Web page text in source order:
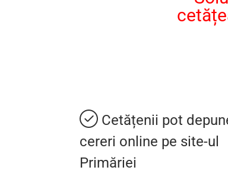
Cetățenii pot
cereri online pe site-ul
Primăriei